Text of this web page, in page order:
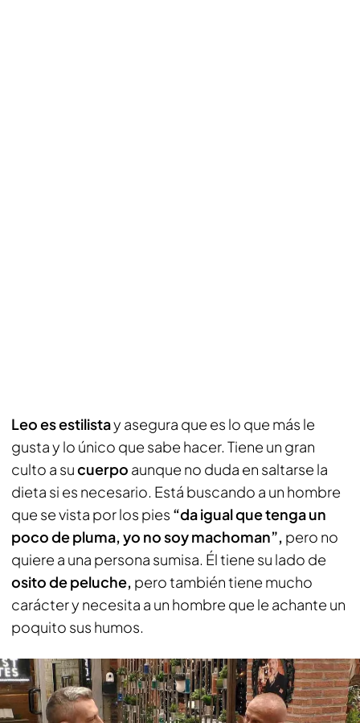
Leo es estilistay asegura que es lo que más le
gusta y lo único que sabe hacer. Tiene un gran
culto a sucuerpo aunque no duda en saltarse la
dieta si es necesario. Está buscando a un hombre
que se vista por los pies “da igual que tenga un
poco de pluma, yo no soy machoman”, pero no
quiere a una persona sumisa. Él tiene su lado de
osito de peluche, pero también tiene mucho
carácter y necesita a un hombre que le achante un
poquito sus humos.